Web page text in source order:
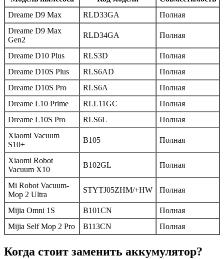
Dreame D9 Max
RLD33GA
Полная
Dreame D9 Max
Gen2
RLD34GA Полная
Dreame D10 Plus RLS3D
Полная
Dreame D10S Plus
RLS6AD
Полная
Dreame D10S Pro
RLS6A
Полная
Dreame L10 Prime
RLL11GC
Полная
Dreame L10S Pro
RLS6L
Полная
Xiaomi Vacuum
S10+
B105 Полная
Xiaomi Robot
Vacuum X10
B102GL Полная
Mi Robot Vacuum-
Mop 2 Ultra
STYTJ05ZHM/+HW Полная
Mijia Omni 1S B101CN
Полная
Mijia Self Mop 2 Pro
B113CN Полная
Когда стоит заменить аккумулятор?